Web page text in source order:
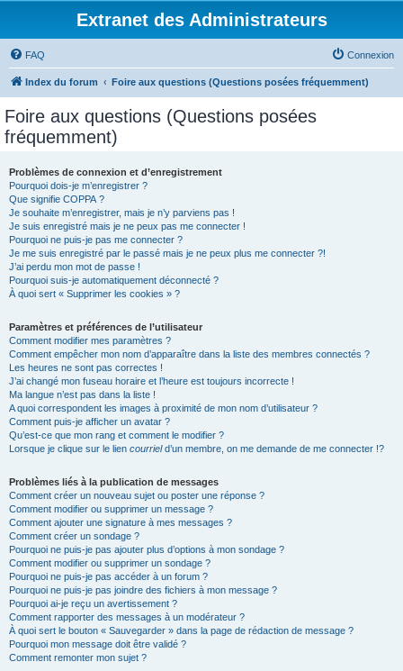
Extranet des Administrateurs
FAQ Connexion
Index du forum Foire aux questions (Questions posées fréquemment)
Foire aux questions (Questions posées
fréquemment)
Problèmes de connexion et d’enregistrement
Pourquoi dois-je m’enregistrer ?
Que signifie COPPA ?
Je souhaite m’enregistrer, mais je n’y parviens pas !
Je suis enregistré mais je ne peux pas me connecter !
Pourquoi ne puis-je pas me connecter ?
Je me suis enregistré par le passé mais je ne peux plus me connecter ?!
J’ai perdu mon mot de passe !
Pourquoi suis-je automatiquement déconnecté ?
À quoi sert « Supprimer les cookies » ?
Paramètres et préférences de l’utilisateur
Comment modifier mes paramètres ?
Comment empêcher mon nom d’apparaître dans la liste des membres connectés ?
Les heures ne sont pas correctes !
J’ai changé mon fuseau horaire et l’heure est toujours incorrecte !
Ma langue n’est pas dans la liste !
A quoi correspondent les images à proximité de mon nom d’utilisateur ?
Comment puis-je afficher un avatar ?
Qu’est-ce que mon rang et comment le modifier ?
Lorsque je clique sur le lien courrield’un membre, on me demande de me connecter !?
Problèmes liés à la publication de messages
Comment créer un nouveau sujet ou poster une réponse ?
Comment modifier ou supprimer un message ?
Comment ajouter une signature à mes messages ?
Comment créer un sondage ?
Pourquoi ne puis-je pas ajouter plus d’options à mon sondage ?
Comment modifier ou supprimer un sondage ?
Pourquoi ne puis-je pas accéder à un forum ?
Pourquoi ne puis-je pas joindre des fichiers à mon message ?
Pourquoi ai-je reçu un avertissement ?
Comment rapporter des messages à un modérateur ?
À quoi sert le bouton « Sauvegarder » dans la page de rédaction de message ?
Pourquoi mon message doit être validé ?
Comment remonter mon sujet ?